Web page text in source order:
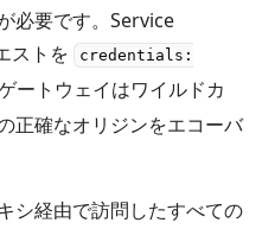
必要です。Service
ストを
credentials:
ートウェイはワイルドカ
正確なオリジンをエコーバ
シ経由で訪問したすべての